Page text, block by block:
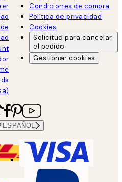
Condiciones de compra
Política de privacidad
Cookies
Solicitud para cancelar
el pedido
Gestionar cookies
ESPAÑOL